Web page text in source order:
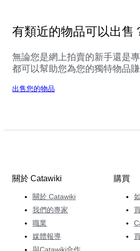
有類近的物品可以出售
無論您是網上拍賣的新手還是
都可以幫助您為您的獨特物品賺
出售您的物品
關於 Catawiki
關於 Catawiki
我們的專家
職業
媒體報導
購買